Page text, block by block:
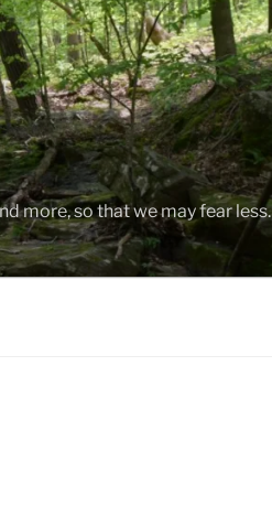
more, so that we may fear less.